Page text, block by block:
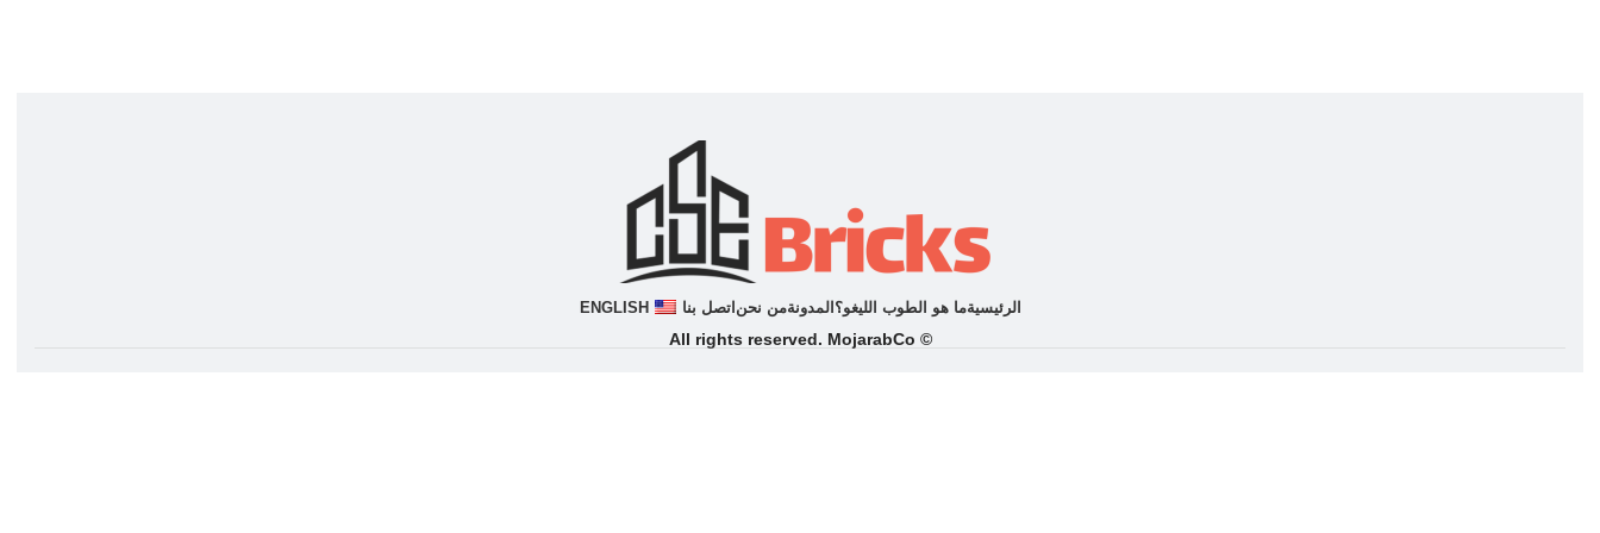
الرئيسيةما هو الطوب اللیغو؟المدونةمن نحناتصل بنا ENGLISH
© All rights reserved. MojarabCo